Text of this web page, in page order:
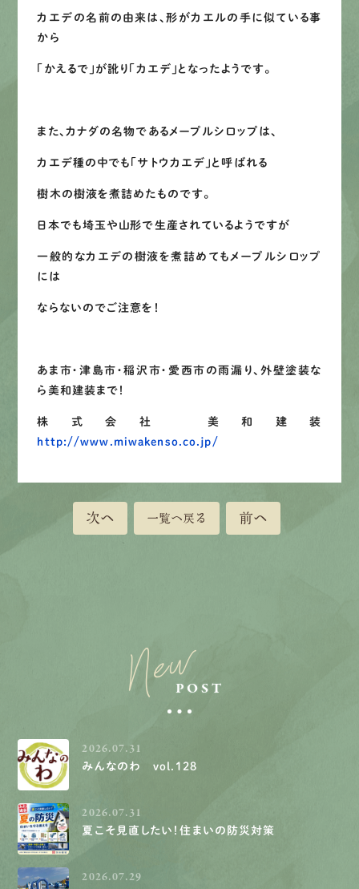
カエデの名前の由来は、形がカエルの手に似ている事
から
「かえるで」が訛り「カエデ」となったようです。
また、カナダの名物であるメープルシロップは、
カエデ種の中でも「サトウカエデ」と呼ばれる
樹木の樹液を煮詰めたものです。
日本でも埼玉や山形で生産されているようですが
一般的なカエデの樹液を煮詰めてもメープルシロップ
には
ならないのでご注意を！
あま市・津島市・稲沢市・愛西市の雨漏り、外壁塗装な
ら美和建装まで！
株式会社 美和建装
http://www.miwakenso.co.jp/
次へ 一覧へ戻る 前へ
NewPOST
2026.07.31
みんなのわ vol.128
2026.07.31
夏こそ見直したい！住まいの防災対策
2026.07.29